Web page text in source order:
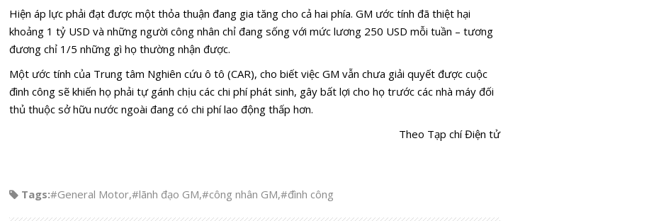
Hiện áp lực phải đạt được một thỏa thuận đang gia tăng cho cả hai phía. GM ước tính đã thiệt hại
khoảng 1 tỷ USD và những người công nhân chỉ đang sống với mức lương 250 USD mỗi tuần – tương
đương chỉ 1/5 những gì họ thường nhận được.
Một ước tính của Trung tâm Nghiên cứu ô tô (CAR), cho biết việc GM vẫn chưa giải quyết được cuộc
đình công sẽ khiến họ phải tự gánh chịu các chi phí phát sinh, gây bất lợi cho họ trước các nhà máy đối
thủ thuộc sở hữu nước ngoài đang có chi phí lao động thấp hơn.
Theo Tạp chí Điện tử
Tags:#General Motor,#lãnh đạo GM,#công nhân GM,#đình công